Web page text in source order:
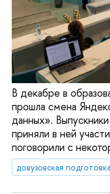
В декабре в
прошла смена
данных».
приняли в ней
поговорили с
довузовская подготовка